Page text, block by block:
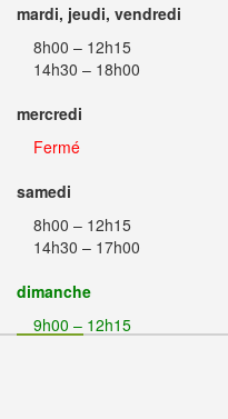
mardi, jeudi, vendredi
8h00 – 12h15
14h30 – 18h00
mercredi
Fermé
samedi
8h00 – 12h15
14h30 – 17h00
dimanche
9h00 – 12h15